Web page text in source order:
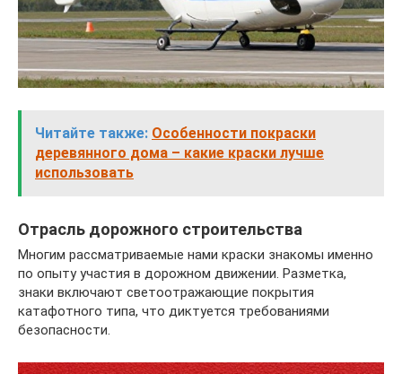
Читайте также: Особенности покраски
деревянного дома – какие краски лучше
использовать
Отрасль дорожного строительства
Многим рассматриваемые нами краски знакомы именно
по опыту участия в дорожном движении. Разметка,
знаки включают светоотражающие покрытия
катафотного типа, что диктуется требованиями
безопасности.